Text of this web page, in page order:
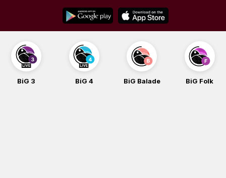
content
BiG 4 BiG Balade BiG Folk BiG iG